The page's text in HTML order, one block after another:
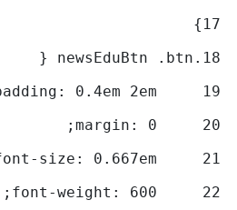
17
}
18
.newsEduBtn .btn {
19
20
21
22